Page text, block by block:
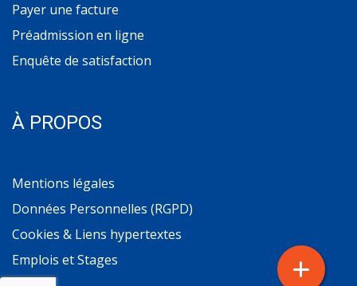
Payer une facture
Préadmission en ligne
Enquête de satisfaction
À PROPOS
Mentions légales
Données Personnelles (RGPD)
Cookies & Liens hypertextes
Emplois et Stages